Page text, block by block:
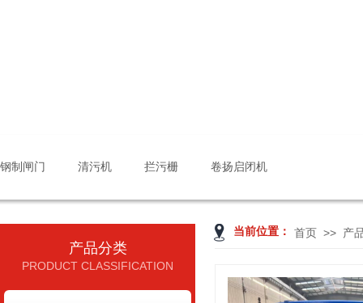
钢制闸门 清污机 拦污栅 卷扬启闭机
当前位置：
产品分类
PRODUCT CLASSIFICATION
首页 >> 产